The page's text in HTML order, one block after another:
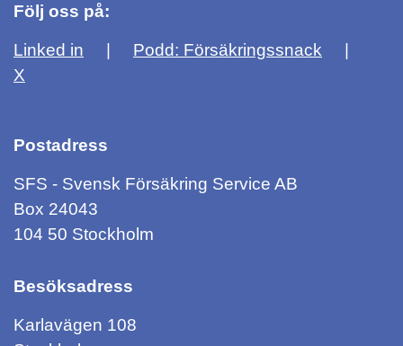
Följ oss på:
Linked in
Podd: Försäkringssnack
X
Postadress
SFS - Svensk Försäkring Service AB
Box 24043
104 50 Stockholm
Besöksadress
Karlavägen 108